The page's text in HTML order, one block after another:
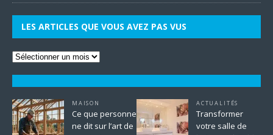
LES ARTICLES QUE VOUS AVEZ PAS VUS
MAISON
Ce que personne
ne dit sur l’art de
ACTUALITÉS
Transformer
votre salle de